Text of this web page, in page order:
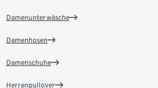
Damenunterwäsche
Damenhosen
Damenschuhe
Herrenpullover